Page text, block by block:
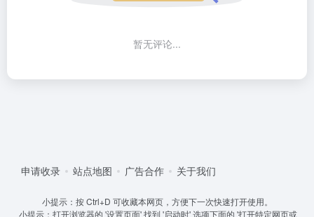
暂无评论...
申请收录 站点地图 广告合作 关于我们
小提示：按 Ctrl+D 可收藏本网页，方便下一次快速打开使用。
小提示：打开浏览器的 '设置页面' 找到 '启动时' 选项下面的 '打开特定网页或